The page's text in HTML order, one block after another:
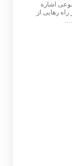
به موضوعی اشاره
رهایی از